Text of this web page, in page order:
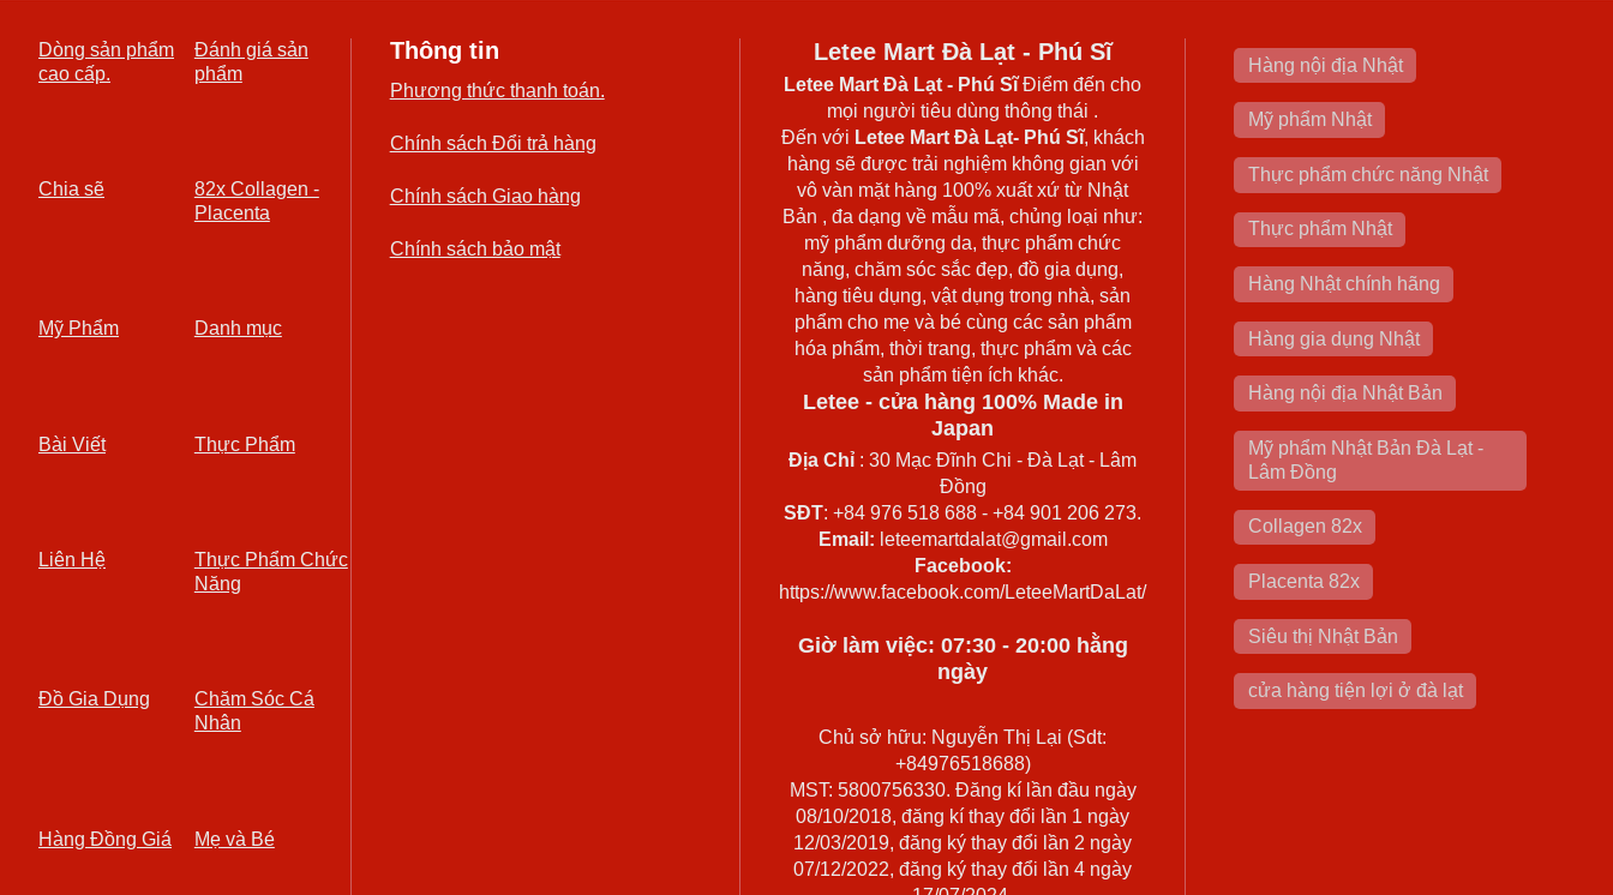
Dòng sản phẩm
cao cấp.
Đánh giá sản
phẩm
Chia sẽ
82x Collagen -
Placenta
Mỹ Phẩm Danh mục
Bài Viết Thực Phẩm
Liên Hệ
Thực Phẩm Chức
Năng
Đồ Gia Dụng
Chăm Sóc Cá
Nhân
Hàng Đồng Giá Mẹ và Bé
Thông tin
Phương thức thanh toán.
Chính sách Đổi trả hàng
Chính sách Giao hàng
Chính sách bảo mật
Letee Mart Đà Lạt - Phú Sĩ
Letee Mart Đà Lạt - Phú SĩĐiểm đến cho
mọi người tiêu dùng thông thái .
Đến với Letee Mart Đà Lạt- Phú Sĩ, khách
hàng sẽ được trải nghiệm không gian với
vô vàn mặt hàng 100% xuất xứ từ Nhật
Bản , đa dạng về mẫu mã, chủng loại như:
mỹ phẩm dưỡng da, thực phẩm chức
năng, chăm sóc sắc đẹp, đồ gia dụng,
hàng tiêu dụng, vật dụng trong nhà, sản
phẩm cho mẹ và bé cùng các sản phẩm
hóa phẩm, thời trang, thực phẩm và các
sản phẩm tiện ích khác.
Letee - cửa hàng 100% Made in
Japan
Địa Chỉ : 30 Mạc Đĩnh Chi - Đà Lạt - Lâm
Đồng
SĐT: +84 976 518 688 - +84 901 206 273.
Email: leteemartdalat@gmail.com
Facebook:
https://www.facebook.com/LeteeMartDaLat/
Giờ làm việc: 07:30 - 20:00 hằng
ngày
Chủ sở hữu: Nguyễn Thị Lại (Sdt:
+84976518688)
MST: 5800756330. Đăng kí lần đầu ngày
08/10/2018, đăng kí thay đổi lần 1 ngày
12/03/2019, đăng ký thay đổi lần 2 ngày
07/12/2022, đăng ký thay đổi lần 4 ngày
Hàng nội địa Nhật
Mỹ phẩm Nhật
Thực phẩm chức năng Nhật
Thực phẩm Nhật
Hàng Nhật chính hãng
Hàng gia dụng Nhật
Hàng nội địa Nhật Bản
Mỹ phẩm Nhật Bản Đà Lạt -
Lâm Đồng
Collagen 82x
Placenta 82x
Siêu thị Nhật Bản
cửa hàng tiện lợi ở đà lạt